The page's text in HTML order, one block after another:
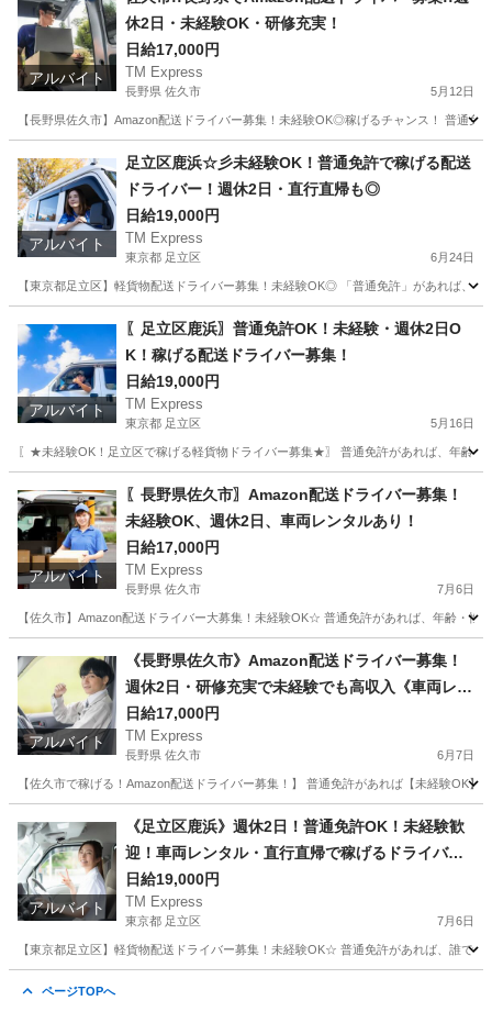
アルバイト
休2日・未経験OK・研修充実！
日給17,000円
TM Express
長野県 佐久市 5月12日
【長野県佐久市】Amazon配送ドライバー募集！未経験OK◎稼げるチャンス！ 普通
ドライバー Amazon
アルバイト
足立区鹿浜☆彡未経験OK！普通免許で稼げる配送
ドライバー！週休2日・直行直帰も◎
日給19,000円
TM Express
東京都 足立区 6月24日
【東京都足立区】軽貨物配送ドライバー募集！未経験OK◎ 「普通免許」があれば、
ドライバー 社用車
アルバイト
〖足立区鹿浜〗普通免許OK！未経験・週休2日O
K！稼げる配送ドライバー募集！
日給19,000円
TM Express
東京都 足立区 5月16日
〖★未経験OK！足立区で稼げる軽貨物ドライバー募集★〗 普通免許があれば、年齢
ドライバー 社用車
アルバイト
〖長野県佐久市〗Amazon配送ドライバー募集！
未経験OK、週休2日、車両レンタルあり！
日給17,000円
TM Express
長野県 佐久市 7月6日
【佐久市】Amazon配送ドライバー大募集！未経験OK☆ 普通免許があれば、年齢・
ドライバー Amazon
アルバイト
《長野県佐久市》Amazon配送ドライバー募集！
週休2日・研修充実で未経験でも高収入《車両レン
タル・
日給17,000円
TM Express
長野県 佐久市 6月7日
【佐久市で稼げる！Amazon配送ドライバー募集！】 普通免許があれば【未経験OK
ドライバー Amazon
アルバイト
《足立区鹿浜》週休2日！普通免許OK！未経験歓
迎！車両レンタル・直行直帰で稼げるドライバー
募集！！
日給19,000円
TM Express
東京都 足立区 7月6日
【東京都足立区】軽貨物配送ドライバー募集！未経験OK☆ 普通免許があれば、誰で
ページTOPへ